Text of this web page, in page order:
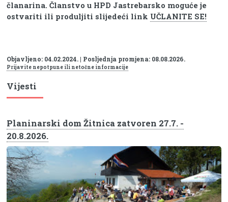
članarina. Članstvo u HPD Jastrebarsko moguće je
ostvariti ili produljiti slijedeći link UČLANITE SE!
Objavljeno: 04.02.2024. | Posljednja promjena: 08.08.2026.
Prijavite nepotpune ili netočne informacije
Vijesti
Planinarski dom Žitnica zatvoren 27.7. -
20.8.2026.